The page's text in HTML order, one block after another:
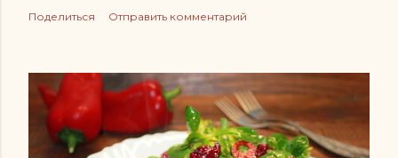
Поделиться Отправить комментарий